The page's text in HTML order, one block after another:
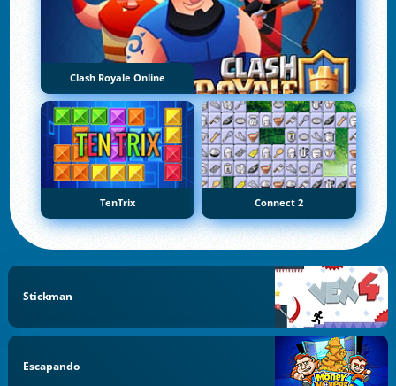
Clash Royale Online
TenTrix Connect 2
Stickman
Escapando